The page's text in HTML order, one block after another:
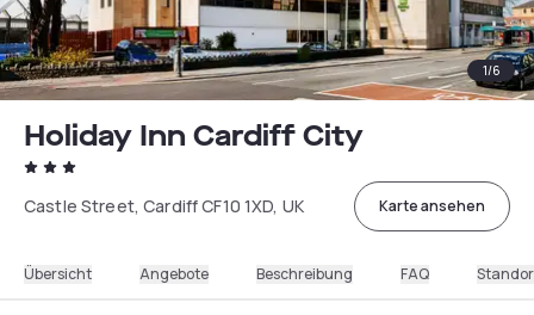
1/6
Holiday Inn Cardiff City
Castle Street, Cardiff CF10 1XD, UK Karte ansehen
Übersicht Angebote Beschreibung FAQ